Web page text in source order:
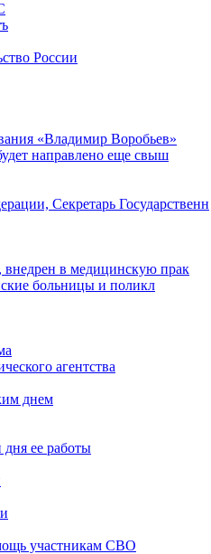
России
«Владимир Воробьев»
направлено еще свыш
Секретарь Государственн
в медицинскую прак
больницы и поликл
агентства
днем
ее работы
участникам СВО